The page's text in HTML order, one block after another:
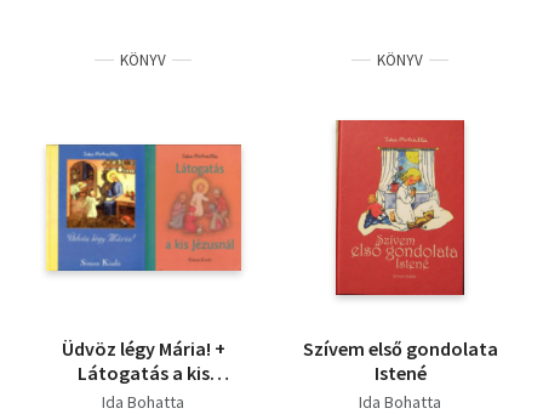
KÖNYV
Üdvöz légy Mária! +
Látogatás a kis
Jézusnál (2db)
Ida Bohatta
KÖNYV
Szívem első gondolata
Istené
Ida Bohatta